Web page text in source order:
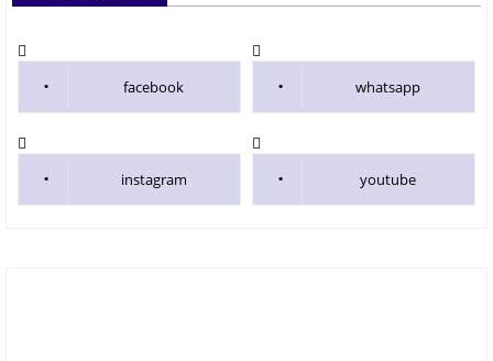
facebook whatsapp
instagram youtube